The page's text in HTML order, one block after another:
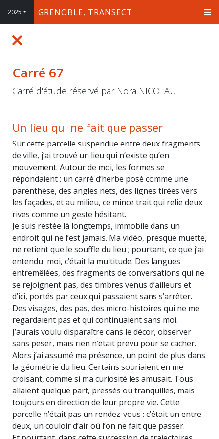
2025 GRENOBLE, TRANSECT
+
Carré 67
Carré d'étude réservé par Nora NICOLAU
Un lieu qui ne fait que passer
Sur cette parcelle suspendue entre deux fragments
de ville, j’ai trouvé un lieu qui n’existe qu’en
mouvement. Autour de moi, les formes se
répondaient : un carré d’herbe posé comme une
parenthèse, des angles nets, des lignes tirées vers
les façades, et au milieu, ce mince trait qui relie deux
rives comme un geste hésitant.
Je suis restée là longtemps, immobile dans un
endroit qui ne l’est jamais. Ma vidéo, presque muette,
ne retient que le souffle du lieu ; pourtant, ce que j’ai
entendu, moi, c’était la multitude. Des langues
entremêlées, des fragments de conversations qui ne
se rejoignent pas, des timbres venus d’ailleurs et
d’ici, portés par ceux qui passaient sans s’arrêter.
Des visages, des pas, des micro-histoires qui ne me
regardaient pas et qui continuaient sans moi.
J’aurais voulu disparaître dans le décor, observer
sans peser, mais rien n’était prévu pour se cacher.
Alors j’ai assumé ma présence, un point de plus dans
la géométrie du lieu. Certains souriaient en me
croisant, comme si ma curiosité les amusait. Tous
allaient quelque part, pressés ou tranquilles, mais
toujours en direction de leur propre vie. Cette
parcelle n’était pas un rendez-vous : c’était un entre-
deux, un couloir d’air où l’on ne fait que passer.